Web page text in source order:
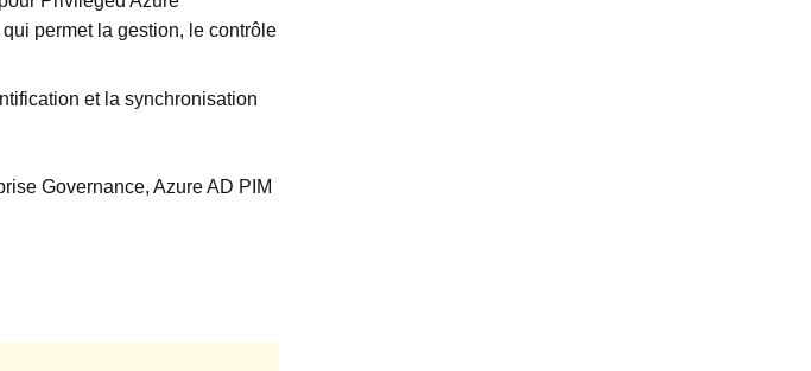
permet la gestion, le contrôle
et la synchronisation
Governance, Azure AD PIM